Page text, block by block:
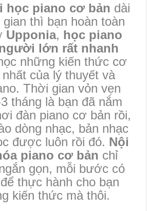
học piano cơ bản dài
thì bạn hoàn toàn
Upponia, học piano
lớn rất nhanh
những kiến thức cơ
của lý thuyết và
Thời gian vỏn vẹn
tháng là bạn đã nắm
đàn piano cơ bản rồi,
dòng nhạc, bản nhạc
được luôn rồi đó. Nội
piano cơ bản chỉ
gọn, mỗi bước có
thực hành cho bạn
kiến thức mà thôi.